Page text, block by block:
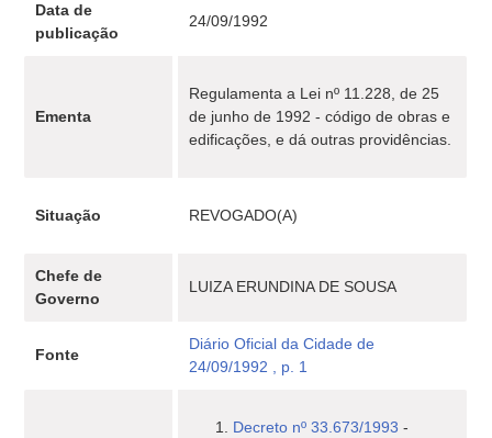
Data de
publicação
24/09/1992
Ementa
Regulamenta a Lei nº 11.228, de 25
de junho de 1992 - código de obras e
edificações, e dá outras providências.
Situação REVOGADO(A)
Chefe de
Governo
LUIZA ERUNDINA DE SOUSA
Fonte
Diário Oficial da Cidade de
24/09/1992 , p. 1
Decreto nº 33.673/1993 -